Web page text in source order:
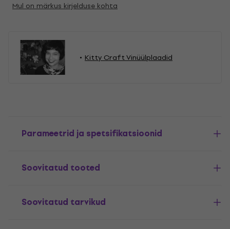
Mul on märkus kirjelduse kohta
Kitty Craft Vinüülplaadid
Parameetrid ja spetsifikatsioonid
Soovitatud tooted
Soovitatud tarvikud